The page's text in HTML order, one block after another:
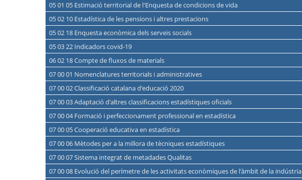
05 01 05 Estimació territorial de l'Enquesta de condicions de vida
05 02 10 Estadística de les pensions i altres prestacions
05 02 18 Enquesta econòmica dels serveis socials
05 03 22 Indicadors covid-19
06 02 18 Compte de fluxos de materials
07 00 01 Nomenclatures territorials i administratives
07 00 02 Classificació catalana d'educació 2020
07 00 03 Adaptació d'altres classificacions estadístiques oficials
07 00 04 Formació i perfeccionament professional en estadística
07 00 05 Cooperació educativa en estadística
07 00 06 Mètodes per a la millora de tècniques estadístiques
07 00 07 Sistema integrat de metadades Qualitas
07 00 08 Evolució del perímetre de les activitats econòmiques de l'àmbit de la indústria